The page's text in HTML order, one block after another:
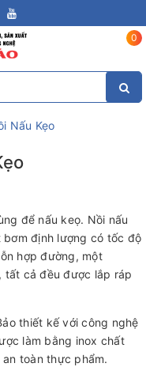
0
Nấu Kẹo
để nấu keọ. Nồi nấu
định lượng có tốc độ
hợp đường, một
tất cả đều được lắp ráp
thiết kế với công nghệ
làm bằng inox chất
toàn thực phẩm.